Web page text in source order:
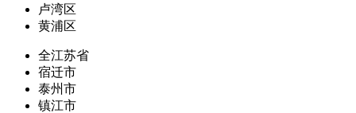
卢湾区
黄浦区
全江苏省
宿迁市
泰州市
镇江市